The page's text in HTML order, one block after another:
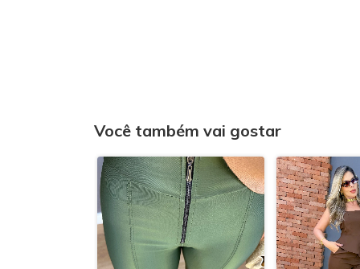
Você também vai gostar